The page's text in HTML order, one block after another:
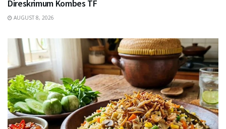
Direskrimum Kombes TF
AUGUST 8, 2026